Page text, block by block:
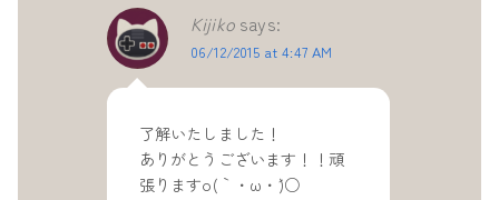
Kijiko says:
06/12/2015 at 4:47 AM
了解いたしました！
ありがとうございます！！頑
張りますo(｀・ω・´)○